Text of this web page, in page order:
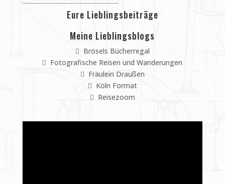
Eure Lieblingsbeiträge
Meine Lieblingsblogs
Brösels Bücherregal
Fotografische Reisen und Wanderungen
Fräulein Draußen
Köln Format
Reisezoom